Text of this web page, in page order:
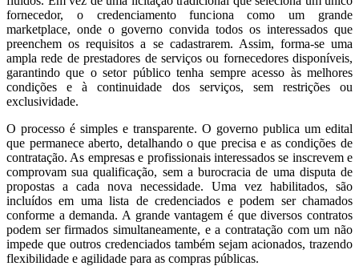
fornecedor, o credenciamento funciona como um grande
marketplace, onde o governo convida todos os interessados que
preenchem os requisitos a se cadastrarem. Assim, forma-se uma
ampla rede de prestadores de serviços ou fornecedores disponíveis,
garantindo que o setor público tenha sempre acesso às melhores
condições e à continuidade dos serviços, sem restrições ou
exclusividade.
O processo é simples e transparente. O governo publica um edital
que permanece aberto, detalhando o que precisa e as condições de
contratação. As empresas e profissionais interessados se inscrevem e
comprovam sua qualificação, sem a burocracia de uma disputa de
propostas a cada nova necessidade. Uma vez habilitados, são
incluídos em uma lista de credenciados e podem ser chamados
conforme a demanda. A grande vantagem é que diversos contratos
podem ser firmados simultaneamente, e a contratação com um não
impede que outros credenciados também sejam acionados, trazendo
flexibilidade e agilidade para as compras públicas.